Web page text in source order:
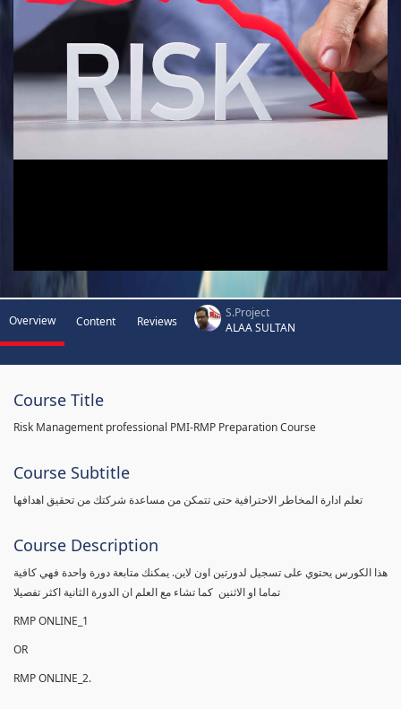
Overview Content Reviews
S.Project
ALAA SULTAN
Course Title
Risk Management professional PMI-RMP Preparation Course
Course Subtitle
تعلم ادارة المخاطر الاحترافية حتى تتمكن من مساعدة شركتك من تحقيق اهدافها
Course Description
هذا الكورس يحتوي على تسجيل لدورتين اون لاين. يمكنك متابعة دورة واحدة فهي كافية
تماما او الاثنين كما تشاء مع العلم ان الدورة الثانية اكثر تفصيلا
RMP ONLINE_1
OR
RMP ONLINE_2.